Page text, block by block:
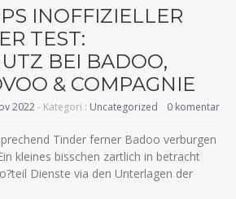
INOFFIZIELLER
TEST:
BEI BADOO,
& COMPAGNIE
2022- Kategori : Uncategorized 0 komentar
Tinder ferner Badoo verburgen
kleines bisschen zartlich in betracht
Dienste via den Unterlagen der